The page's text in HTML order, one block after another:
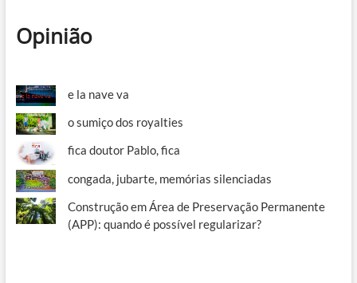
Opinião
e la nave va
o sumiço dos royalties
fica doutor Pablo, fica
congada, jubarte, memórias silenciadas
Construção em Área de Preservação Permanente
(APP): quando é possível regularizar?